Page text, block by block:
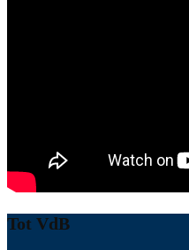
Tot VdB